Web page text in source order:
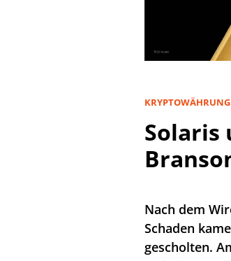
Solaris
Nach dem
Schaden
gescholten.